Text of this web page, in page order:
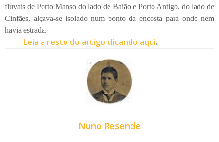
fluvais de Porto Manso do lado de Baião e Porto Antigo, do lado de
Cinfães, alçava-se isolado num ponto da encosta para onde nem
havia estrada.
Leia a resto do artigo clicando aqui.
Nuno Resende